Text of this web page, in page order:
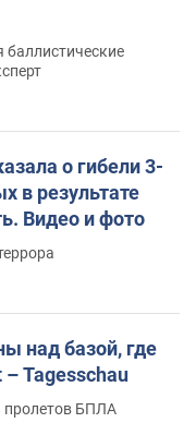
баллистические
о гибели 3-
в результате
Видео и фото
над базой, где
Tagesschau
пролетов БПЛА